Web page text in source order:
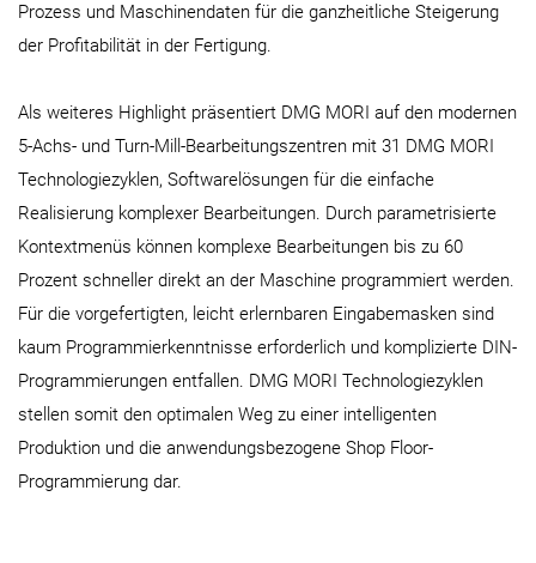
Prozess­ und Maschinendaten für die ganzheitliche Steigerung
der Profitabilität in der Fertigung.
Als weiteres Highlight präsentiert DMG MORI auf den modernen
5-Achs- und Turn-Mill-Bearbeitungszentren mit 31 DMG MORI
Technologiezyklen, Softwarelösungen für die einfache
Realisierung komplexer Bearbeitungen. Durch parametrisierte
Kontextmenüs können komplexe Bearbeitungen bis zu 60
Prozent schneller direkt an der Maschine programmiert werden.
Für die vorgefertigten, leicht erlernbaren Eingabemasken sind
kaum Programmierkenntnisse erforderlich und komplizierte DIN­
Programmierungen entfallen. DMG MORI Technologiezyklen
stellen somit den optimalen Weg zu einer intelligenten
Produktion und die anwendungsbezogene Shop Floor­
Programmierung dar.